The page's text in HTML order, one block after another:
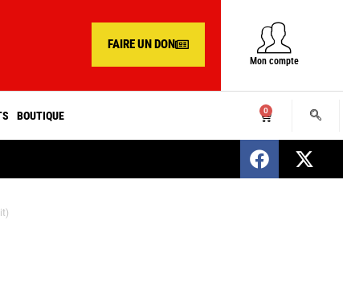
FAIRE UN DON
Mon compte
BOUTIQUE 0
SENEGAL : Nomination d’un nouveau